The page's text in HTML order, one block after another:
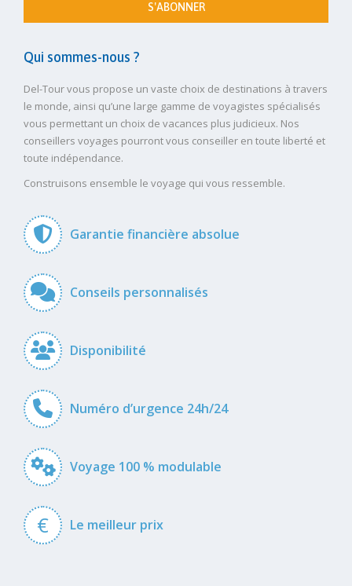
S'ABONNER
Qui sommes-nous ?
Del-Tour vous propose un vaste choix de destinations à travers
le monde, ainsi qu’une large gamme de voyagistes spécialisés
vous permettant un choix de vacances plus judicieux. Nos
conseillers voyages pourront vous conseiller en toute liberté et
toute indépendance.
Construisons ensemble le voyage qui vous ressemble.
Garantie financière absolue
Conseils personnalisés
Disponibilité
Numéro d’urgence 24h/24
Voyage 100 % modulable
€ Le meilleur prix